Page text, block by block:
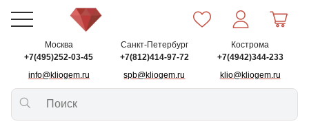
Москва
+7(495)252-03-45
info@kliogem.ru
Санкт-Петербург
+7(812)414-97-72
spb@kliogem.ru
Кострома
+7(4942)344-233
klio@kliogem.ru